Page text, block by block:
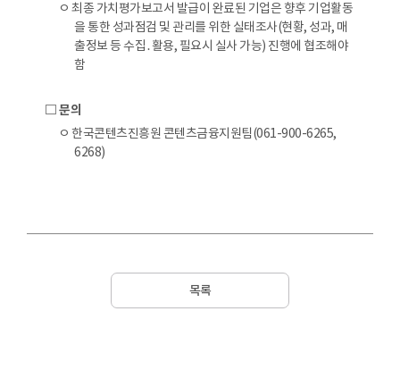
ㅇ 최종 가치평가보고서 발급이 완료된 기업은 향후 기업활동
을 통한 성과점검 및 관리를 위한 실태조사(현황, 성과, 매
출정보 등 수집․활용, 필요시 실사 가능) 진행에 협조해야
함
□ 문의
ㅇ 한국콘텐츠진흥원 콘텐츠금융지원팀(061-900-6265,
6268)
목록